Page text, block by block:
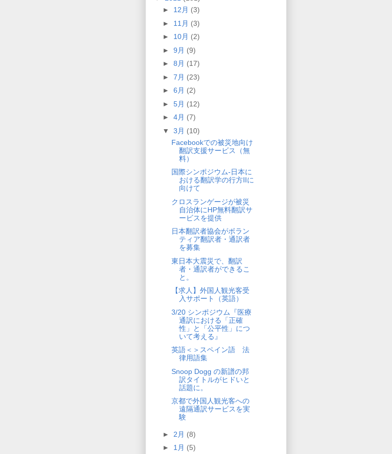
► 12月 (3)
► 11月 (3)
► 10月 (2)
► 9月 (9)
► 8月 (17)
► 7月 (23)
► 6月 (2)
► 5月 (12)
► 4月 (7)
▼ 3月 (10)
Facebookでの被災地向け
翻訳支援サービス（無
料）
国際シンポジウム-日本に
おける翻訳学の行方Ⅱに
向けて
クロスランゲージが被災
自治体にHP無料翻訳サ
ービスを提供
日本翻訳者協会がボラン
ティア翻訳者・通訳者
を募集
東日本大震災で、翻訳
者・通訳者ができるこ
と。
【求人】外国人観光客受
入サポート（英語）
3/20 シンポジウム『医療
通訳における「正確
性」と「公平性」につ
いて考える』
英語＜＞スペイン語 法
律用語集
Snoop Dogg の新譜の邦
訳タイトルがヒドいと
話題に。
京都で外国人観光客への
遠隔通訳サービスを実
験
► 2月 (8)
► 1月 (5)